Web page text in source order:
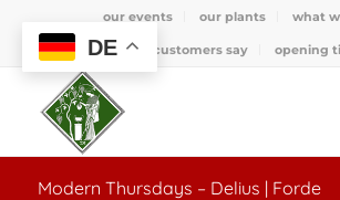
our events our plants what
what customers say opening
Modern Thursdays – Delius | Forde
DE